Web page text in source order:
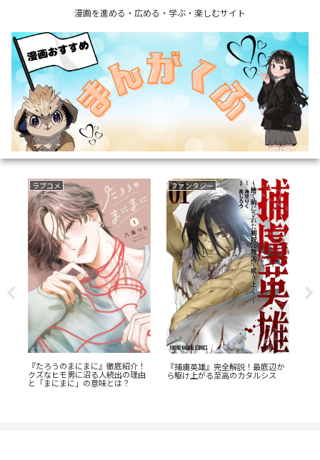
漫画を進める・広める・学ぶ・楽しむサイト
ラブコメ
『たろうのまにまに』徹底紹介！
クズなヒモ男に沼る人続出の理由
と「まにまに」の意味とは？
ファンタジー
『捕虜英雄』完全解説！最底辺か
ら駆け上がる至高のカタルシス